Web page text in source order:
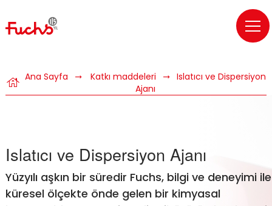
house Ana Sayfa Katkı maddeleri
Islatıcı ve Dispersiyon
Ajanı
Islatıcı ve Dispersiyon Ajanı
Yüzyılı aşkın bir süredir Fuchs, bilgi ve deneyimi ile
küresel ölçekte önde gelen bir kimyasal